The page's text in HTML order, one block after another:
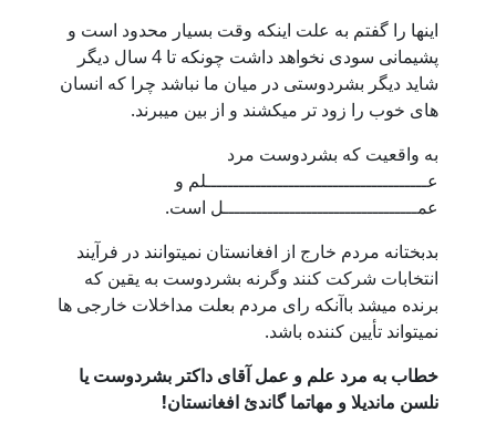
اینها را گفتم به علت اینکه وقت بسیار محدود است و
پشیمانی سودی نخواهد داشت چونکه تا 4 سال دیگر
شاید دیگر بشردوستی در میان ما نباشد چرا که انسان
های خوب را زود تر میکشند و از بین میبرند.
به واقعیت که بشردوست مرد
عــــــــــــــــــــــــــــــــــــــــلم و
عمـــــــــــــــــــــــــــــــــــل است.
بدبختانه مردم خارج از افغانستان نمیتوانند در فرآیند
انتخابات شرکت کنند وگرنه بشردوست به یقین که
برنده میشد باآنکه رای مردم بعلت مداخلات خارجی ها
نمیتواند تأیین کننده باشد.
خطاب به مرد علم و عمل آقای داکتر بشردوست یا
نلسن ماندیلا و مهاتما گاندئ افغانستان!